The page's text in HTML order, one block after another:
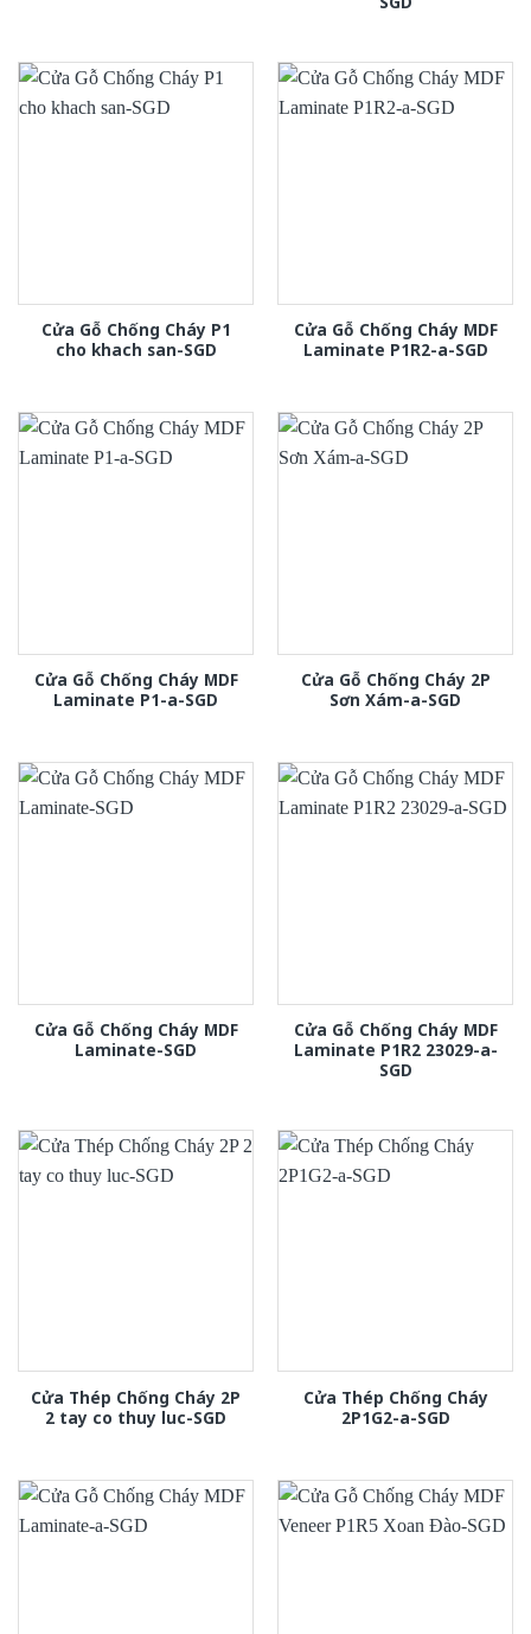
Cửa Gỗ Chống Cháy P1
cho khach san-SGD
Cửa Gỗ Chống Cháy MDF
Laminate P1R2-a-SGD
Cửa Gỗ Chống Cháy MDF
Laminate P1-a-SGD
Cửa Gỗ Chống Cháy 2P
Sơn Xám-a-SGD
Cửa Gỗ Chống Cháy MDF
Laminate-SGD
Cửa Gỗ Chống Cháy MDF
Laminate P1R2 23029-a-
SGD
Cửa Thép Chống Cháy 2P
2 tay co thuy luc-SGD
Cửa Thép Chống Cháy
2P1G2-a-SGD